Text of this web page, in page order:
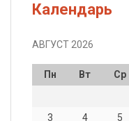
Календарь
АВГУСТ 2026
Пн Вт Ср
3
4 5